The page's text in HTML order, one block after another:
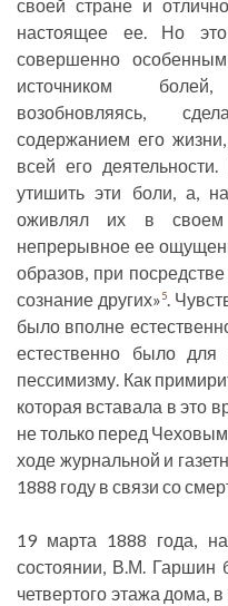
своей стране и
настоящее ее. Но
совершенно
источником
возобновляясь,
содержанием его
всей его
утишить эти боли, а,
оживлял их в
непрерывное ее
образов, при
сознание других»5.
было вполне
естественно было для
пессимизму. Как
которая вставала в это
не только перед
ходе журнальной и
1888 году в связи со
19 марта 1888 года,
состоянии, В.М. Гаршин
четвертого этажа дома,